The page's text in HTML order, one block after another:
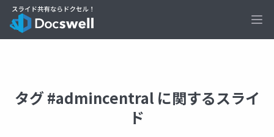
タグ #admincentral に関するスライ
ド